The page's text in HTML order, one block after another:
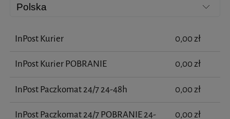
InPost Kurier 0,00 zł
InPost Kurier POBRANIE 0,00 zł
InPost Paczkomat 24/7 24-48h 0,00 zł
InPost Paczkomat 24/7 POBRANIE 24- 0,00 zł